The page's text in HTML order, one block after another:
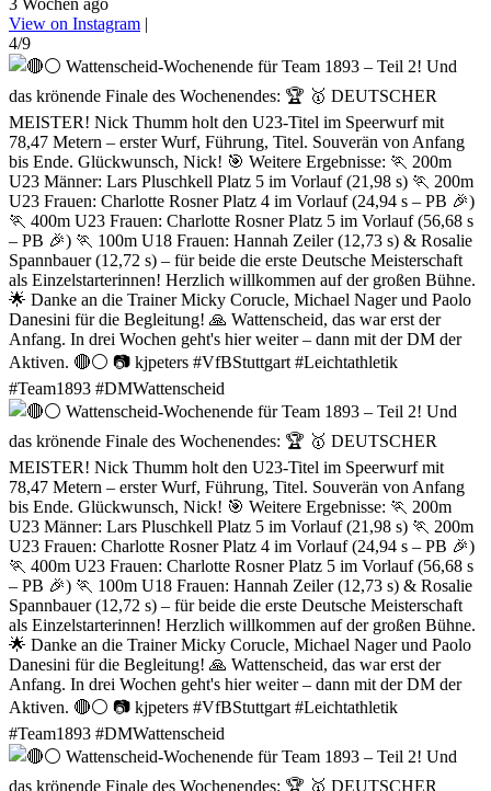
View on Instagram |
4/9